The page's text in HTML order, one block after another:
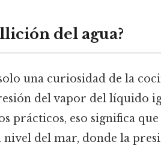
del agua?
una curiosidad de la
del vapor del líquido
prácticos, eso significa
nivel del mar, donde la